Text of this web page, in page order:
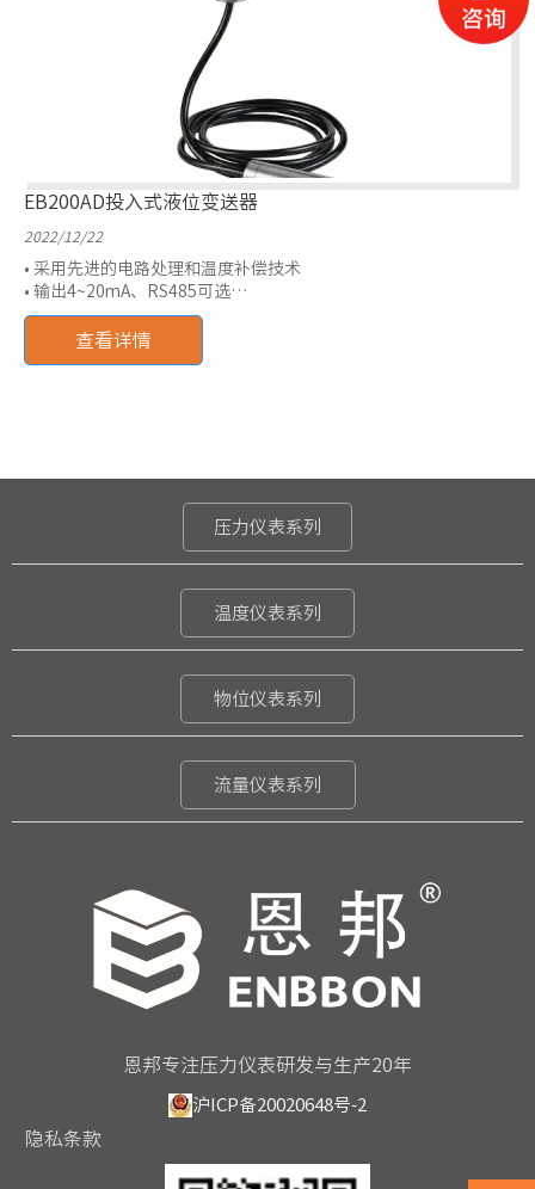
EB200AD投入式液位变送器
2022/12/22
• 采用先进的电路处理和温度补偿技术
• 输出4~20mA、RS485可选
• 抗干扰能力强、稳定性高
• 探头IP68防护等级
• 测量范围：0~1mH2O~0~100mH2O
查看详情
压力仪表系列
温度仪表系列
物位仪表系列
流量仪表系列
恩邦专注压力仪表研发与生产20年
沪ICP备20020648号-2
隐私条款